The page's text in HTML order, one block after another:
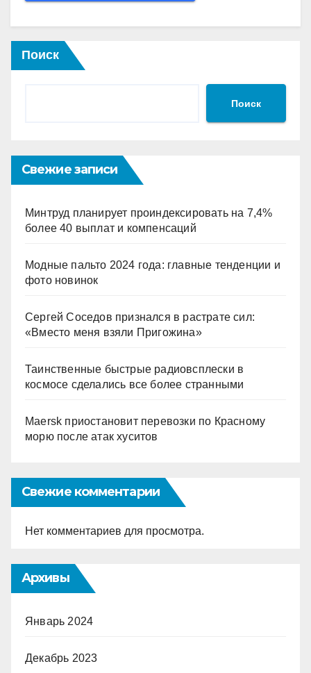
Поиск
Поиск
Свежие записи
Минтруд планирует проиндексировать на 7,4%
более 40 выплат и компенсаций
Модные пальто 2024 года: главные тенденции и
фото новинок
Сергей Соседов признался в растрате сил:
«Вместо меня взяли Пригожина»
Таинственные быстрые радиовсплески в
космосе сделались все более странными
Maersk приостановит перевозки по Красному
морю после атак хуситов
Свежие комментарии
Нет комментариев для просмотра.
Архивы
Январь 2024
Декабрь 2023